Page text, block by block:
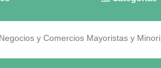
y Comercios Mayoristas y